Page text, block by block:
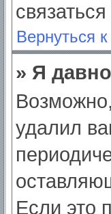
Вернуться
» Я
удалил
Если это